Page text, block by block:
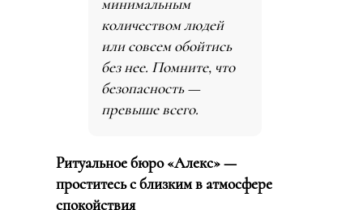
количеством людей
или совсем обойтись
без нее. Помните, что
безопасность —
превыше всего.
Ритуальное бюро «Алекс» —
проститесь с близким в атмосфере
спокойствия